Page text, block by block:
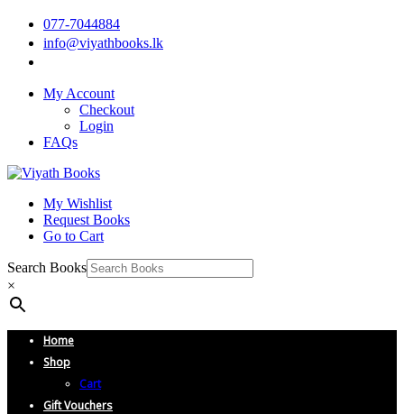
077-7044884
info@viyathbooks.lk
My Account
Checkout
Login
FAQs
My Wishlist
Request Books
Go to Cart
Search Books
×
Home
Shop
Cart
Gift Vouchers